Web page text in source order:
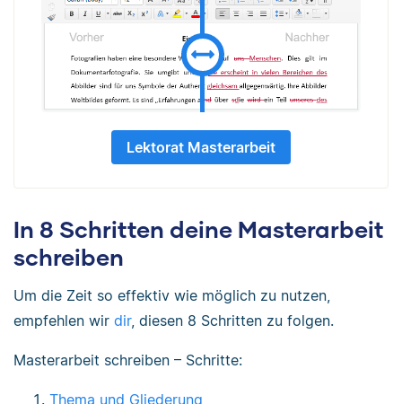
Lektorat Masterarbeit
In 8 Schritten deine Masterarbeit
schreiben
Um die Zeit so effektiv wie möglich zu nutzen,
empfehlen wir dir, diesen 8 Schritten zu folgen.
Masterarbeit schreiben – Schritte:
Thema und Gliederung